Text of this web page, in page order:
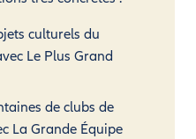
culturels du
Le Plus Grand
de clubs de
La Grande Équipe